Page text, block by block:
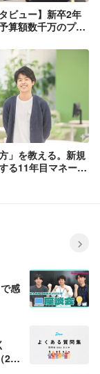
ビュー】新卒2年
算額数千万のプロ
ーとして成長でき
」を教える。新規
る11年目マネージ
感
26